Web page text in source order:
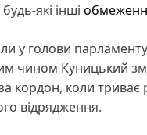
які інші
у голови
чином Куницький
кордон, коли триває
відрядження.